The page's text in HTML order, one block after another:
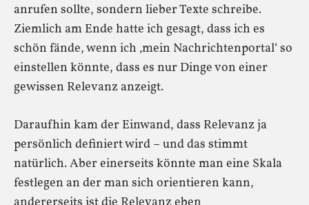
anrufen sollte, sondern lieber Texte schreibe.
Ziemlich am Ende hatte ich gesagt, dass ich es
schön fände, wenn ich ‚mein Nachrichtenportal‘ so
einstellen könnte, dass es nur Dinge von einer
gewissen Relevanz anzeigt.
Daraufhin kam der Einwand, dass Relevanz ja
persönlich definiert wird – und das stimmt
natürlich. Aber einerseits könnte man eine Skala
festlegen an der man sich orientieren kann,